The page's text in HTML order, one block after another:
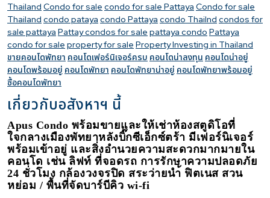
Thailand Condo for sale condo for sale Pattaya Condo for sale
Thailand condo pataya condo Pattaya condo Thailnd condos for
sale pattaya Pattay condos for sale pattaya condo Pattaya
condo for sale property for sale Property Investing in Thailand
ขายคอนโดพัทยา คอนโดเฟอร์นิเจอร์ครบ คอนโดน่าลงทุน คอนโดน่าอยู่
คอนโดพร้อมอยู่ คอนโดพัทยา คอนโดพัทยาน่าอยู่ คอนโดพัทยาพร้อมอยู่
ซื้อคอนโดพัทยา
เกี่ยวกับอสังหาฯ นี้
Apus Condo พร้อมขายและให้เช่าห้องสตูดิโอที่
ใจกลางเมืองพัทยาหลังบิ๊กซีเอ็กซ์ตร้า มีเฟอร์นิเจอร์
พร้อมเข้าอยู่ และสิ่งอำนวยความสะดวกมากมายใน
คอนโด เช่น ลิฟท์ ที่จอดรถ การรักษาความปลอดภัย
24 ชั่วโมง กล้องวงจรปิด สระว่ายนำ้ ฟิตเนส สวน
หย่อม / พื้นที่จัดบาร์บีคิว wi-fi